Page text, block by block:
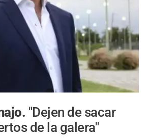
"Dejen de sacar
de la galera"